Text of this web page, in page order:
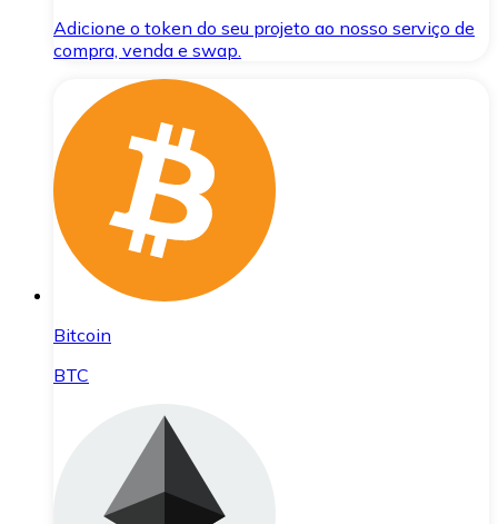
Adicione o token do seu projeto ao nosso serviço de
compra, venda e swap.
Bitcoin
BTC